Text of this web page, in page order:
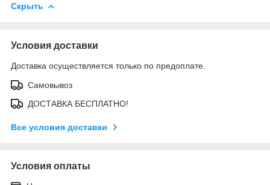
Скрыть
Условия доставки
Доставка осуществляется только по предоплате.
Самовывоз
ДОСТАВКА БЕСПЛАТНО!
Все условия доставки
Условия оплаты